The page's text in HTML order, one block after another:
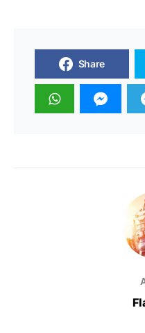
Share